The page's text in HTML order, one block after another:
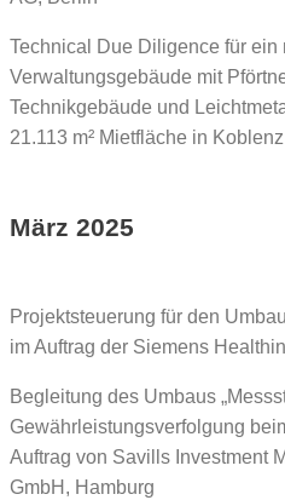
Technical Due Diligence für ein
Verwaltungsgebäude mit
Technikgebäude und
21.113 m² Mietfläche in Koblenz
März 2025
Projektsteuerung für den
im Auftrag der Siemens
Begleitung des Umbaus
Gewährleistungsverfolgung
Auftrag von Savills Investment
GmbH, Hamburg